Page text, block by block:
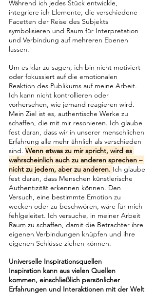
Während ich jedes Stück entwickle,
integriere ich Elemente, die verschiedene
Facetten der Reise des Subjekts
symbolisieren und Raum für Interpretation
und Verbindung auf mehreren Ebenen
lassen.
Um es klar zu sagen, ich bin nicht motiviert
oder fokussiert auf die emotionalen
Reaktion des Publikums auf meine Arbeit.
Ich kann nicht kontrollieren oder
vorhersehen, wie jemand reagieren wird.
Mein Ziel ist es, authentische Werke zu
schaffen, die mit mir resonieren. Ich glaube
fest daran, dass wir in unserer menschlichen
Erfahrung alle mehr ähnlich als verschieden
sind. Wenn etwas zu mir spricht, wird es
wahrscheinlich auch zu anderen sprechen –
nicht zu jedem, aber zu anderen. Ich glaube
fest daran, dass Menschen künstlerische
Authentizität erkennen können. Den
Versuch, eine bestimmte Emotion zu
wecken oder zu beschwören, wäre für mich
fehlgeleitet. Ich versuche, in meiner Arbeit
Raum zu schaffen, damit die Betrachter ihre
eigenen Verbindungen knüpfen und ihre
eigenen Schlüsse ziehen können.
Universelle Inspirationsquellen
Inspiration kann aus vielen Quellen
kommen, einschließlich persönlicher
Erfahrungen und Interaktionen mit der Welt